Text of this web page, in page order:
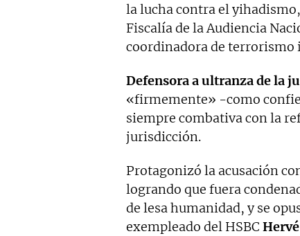
la lucha contra el
Fiscalía de la Audiencia
coordinadora de terrorismo
Defensora a ultranza de la
«firmemente» -como
siempre combativa con la
jurisdicción.
Protagonizó la acusación
logrando que fuera
de lesa humanidad, y se
exempleado del HSBC